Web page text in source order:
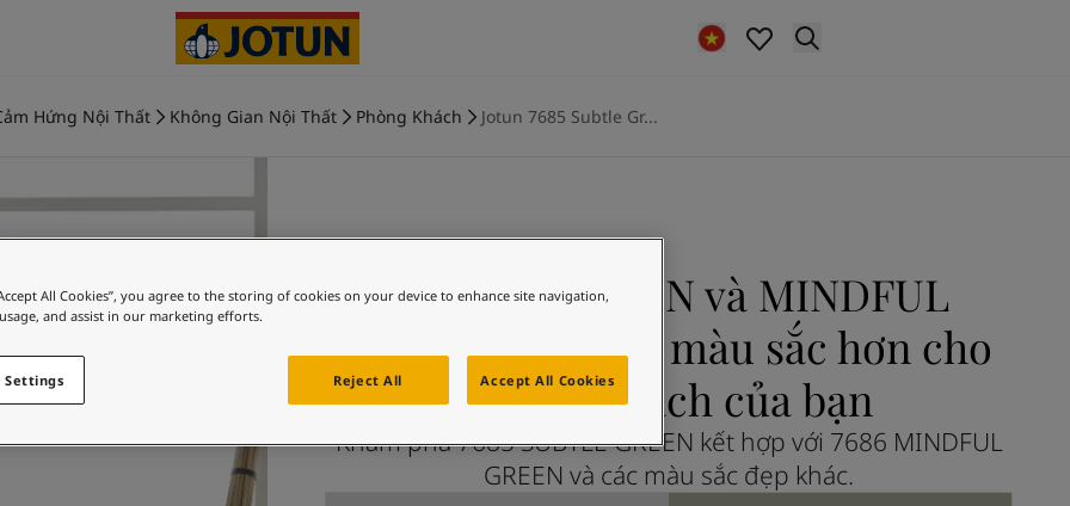
Hứng Nội Thất Không Gian Nội Thất Phòng Khách Jotun 7685 Subtle Gr...
SUBTLE GREEN và MINDFUL
GREEN và nhiều màu sắc hơn cho
phòng khách của bạn
Khám phá 7685 SUBTLE GREEN kết hợp với 7686 MINDFUL
GREEN và các màu sắc đẹp khác.
All Cookies”, you agree to the storing of cookies on your device to enhance site navigation,
and assist in our marketing efforts.
Reject All Accept All Cookies
Settings